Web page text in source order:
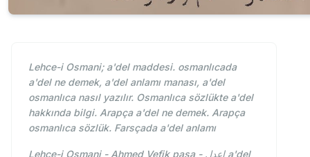
Lehce-i Osmani; a'del maddesi. osmanlıcada
a'del ne demek, a'del anlamı manası, a'del
osmanlıca nasıl yazılır. Osmanlıca sözlükte a'del
hakkında bilgi. Arapça a'del ne demek. Arapça
osmanlıca sözlük. Farsçada a'del anlamı
Lehce-i Osmani - Ahmed Vefik paşa - اعدل a'del